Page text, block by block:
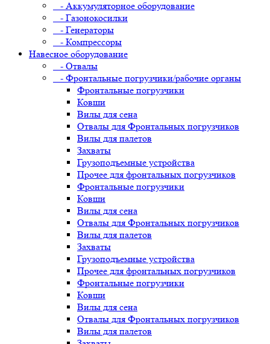
- Аккумуляторное оборудование
- Газонокосилки
- Генераторы
- Компрессоры
Навесное оборудование
- Отвалы
- Фронтальные погрузчики/рабочие органы
Фронтальные погрузчики
Ковши
Вилы для сена
Отвалы для Фронтальных погрузчиков
Вилы для палетов
Захваты
Грузоподъемные устройства
Прочее для фронтальных погрузчиков
Фронтальные погрузчики
Ковши
Вилы для сена
Отвалы для Фронтальных погрузчиков
Вилы для палетов
Захваты
Грузоподъемные устройства
Прочее для фронтальных погрузчиков
Фронтальные погрузчики
Ковши
Вилы для сена
Отвалы для Фронтальных погрузчиков
Вилы для палетов